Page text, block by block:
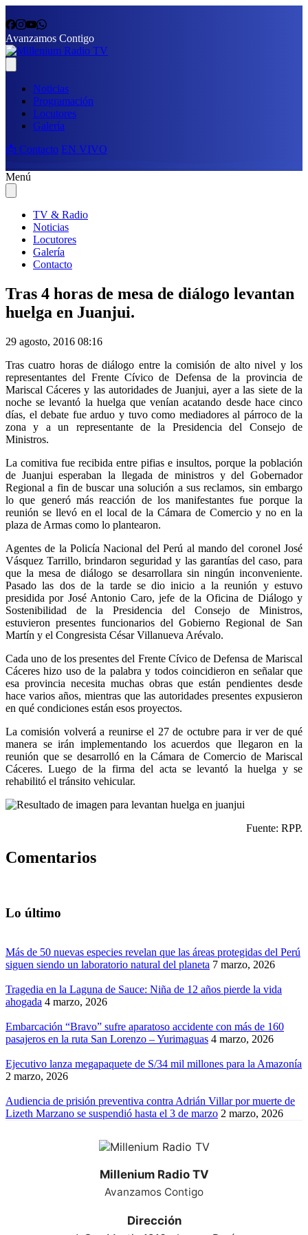
Avanzamos Contigo
Noticias
Programación
Locutores
Galería
📩 Contacto EN VIVO
Menú
TV & Radio
Noticias
Locutores
Galería
Contacto
Tras 4 horas de mesa de diálogo levantan
huelga en Juanjui.
29 agosto, 2016 08:16
Tras cuatro horas de diálogo entre la comisión de alto nivel y los
representantes del Frente Cívico de Defensa de la provincia de
Mariscal Cáceres y las autoridades de Juanjui, ayer a las siete de la
noche se levantó la huelga que venían acatando desde hace cinco
días, el debate fue arduo y tuvo como mediadores al párroco de la
zona y a un representante de la Presidencia del Consejo de
Ministros.
La comitiva fue recibida entre pifias e insultos, porque la población
de Juanjui esperaban la llegada de ministros y del Gobernador
Regional a fin de buscar una solución a sus reclamos, sin embargo
lo que generó más reacción de los manifestantes fue porque la
reunión se llevó en el local de la Cámara de Comercio y no en la
plaza de Armas como lo plantearon.
Agentes de la Policía Nacional del Perú al mando del coronel José
Vásquez Tarrillo, brindaron seguridad y las garantías del caso, para
que la mesa de diálogo se desarrollara sin ningún inconveniente.
Pasado las dos de la tarde se dio inicio a la reunión y estuvo
presidida por José Antonio Caro, jefe de la Oficina de Diálogo y
Sostenibilidad de la Presidencia del Consejo de Ministros,
estuvieron presentes funcionarios del Gobierno Regional de San
Martín y el Congresista César Villanueva Arévalo.
Cada uno de los presentes del Frente Cívico de Defensa de Mariscal
Cáceres hizo uso de la palabra y todos coincidieron en señalar que
esa provincia necesita muchas obras que están pendientes desde
hace varios años, mientras que las autoridades presentes expusieron
en qué condiciones están esos proyectos.
La comisión volverá a reunirse el 27 de octubre para ir ver de qué
manera se irán implementando los acuerdos que llegaron en la
reunión que se desarrolló en la Cámara de Comercio de Mariscal
Cáceres. Luego de la firma del acta se levantó la huelga y se
rehabilitó el tránsito vehicular.
Fuente: RPP.
Comentarios
Lo último
Más de 50 nuevas especies revelan que las áreas protegidas del Perú
siguen siendo un laboratorio natural del planeta 7 marzo, 2026
Tragedia en la Laguna de Sauce: Niña de 12 años pierde la vida
ahogada 4 marzo, 2026
Embarcación “Bravo” sufre aparatoso accidente con más de 160
pasajeros en la ruta San Lorenzo – Yurimaguas 4 marzo, 2026
Ejecutivo lanza megapaquete de S/34 mil millones para la Amazonía
2 marzo, 2026
Audiencia de prisión preventiva contra Adrián Villar por muerte de
Lizeth Marzano se suspendió hasta el 3 de marzo 2 marzo, 2026
Millenium Radio TV
Avanzamos Contigo
Dirección